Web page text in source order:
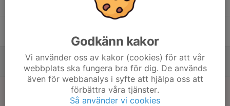
Godkänn kakor
Vi använder oss av kakor (cookies) för att vår
webbplats ska fungera bra för dig. De används
även för webbanalys i syfte att hjälpa oss att
förbättra våra tjänster.
Så använder vi cookies